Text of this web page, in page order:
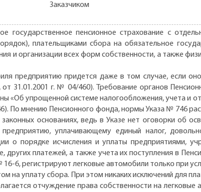
Заказчиком
государственное пенсионное страхование с
плательщиками сбора на обязательное
и организации всех форм собственности, а также
предприятию придется даже в том случае, если
31.01.2001 г. № 04/460). Требование органов
«Об упрощенной системе налогообложения, учета и
По мнению Пенсионного фонда, нормы Указа № 746
основаниях, ведь в Указе нет оговорки об
уплачивающему единый налог,
о порядке исчисления и уплаты предприятиями,
других платежей, а также учета их поступления в
6, регистрируют легковые автомобили только при
на уплату сбора. При этом никаких исключений для
отчуждение права собственности на